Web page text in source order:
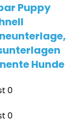
Puppy
Hunde
0
0